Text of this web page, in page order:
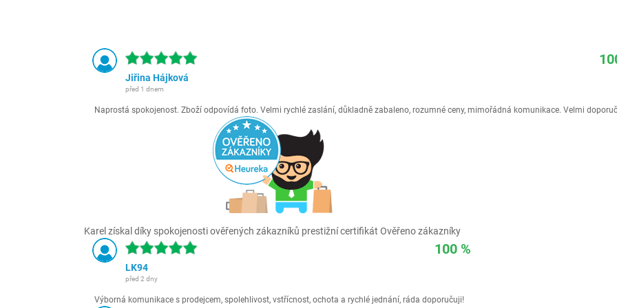
Jiřina Hájková
před 1 dnem
Naprostá spokojenost. Zboží odpovídá foto. Velmi rychlé zaslání, důkladně zabaleno, rozumné ceny, mimořádná komunikace. Velmi
Karel získal díky spokojenosti ověřených zákazníků prestižní certifikát Ověřeno zákazníky
100 %
LK94
před 2 dny
Výborná komunikace s prodejcem, spolehlivost, vstřícnost, ochota a rychlé jednání, ráda doporučuji!